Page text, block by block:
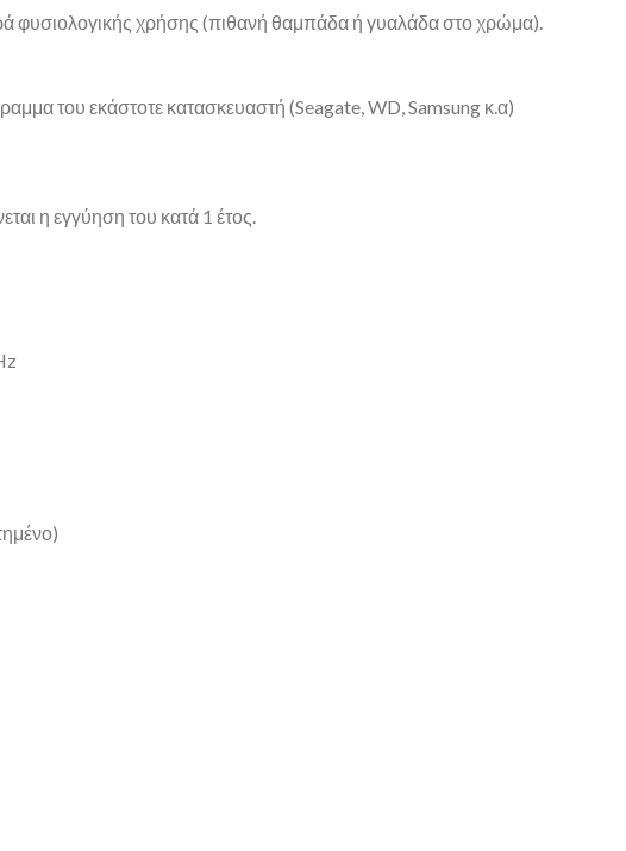
φυσιολογικής χρήσης (πιθανή θαμπάδα ή γυαλάδα στο χρώμα).
του εκάστοτε κατασκευαστή (Seagate, WD, Samsung κ.α)
η εγγύηση του κατά 1 έτος.